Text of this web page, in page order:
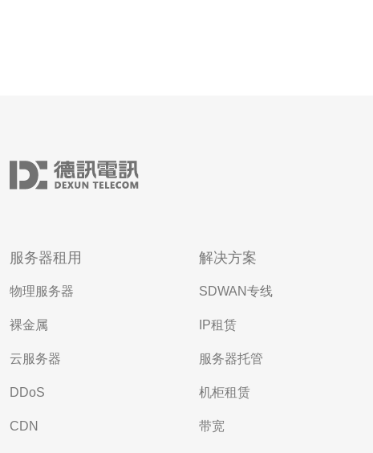
服务器租用
物理服务器
裸金属
云服务器
DDoS
CDN
解决方案
SDWAN专线
IP租赁
服务器托管
机柜租赁
带宽